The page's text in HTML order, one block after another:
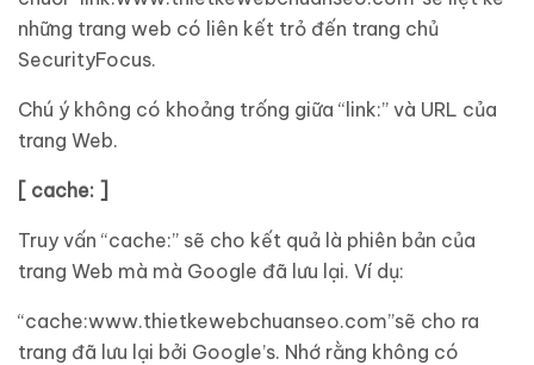
những trang web có liên kết trỏ đến trang chủ
SecurityFocus.
Chú ý không có khoảng trống giữa “link:” và URL của
trang Web.
[ cache: ]
Truy vấn “cache:” sẽ cho kết quả là phiên bản của
trang Web mà mà Google đã lưu lại. Ví dụ:
“cache:www.thietkewebchuanseo.com”sẽ cho ra
trang đã lưu lại bởi Google’s. Nhớ rằng không có